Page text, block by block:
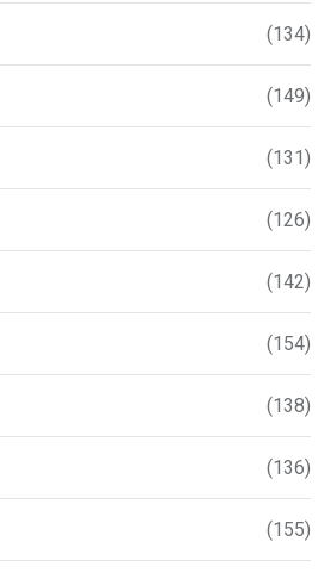
(134)
(149)
(131)
(126)
(142)
(154)
(138)
(136)
(155)